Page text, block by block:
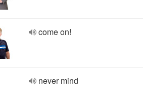
come on!
never mind